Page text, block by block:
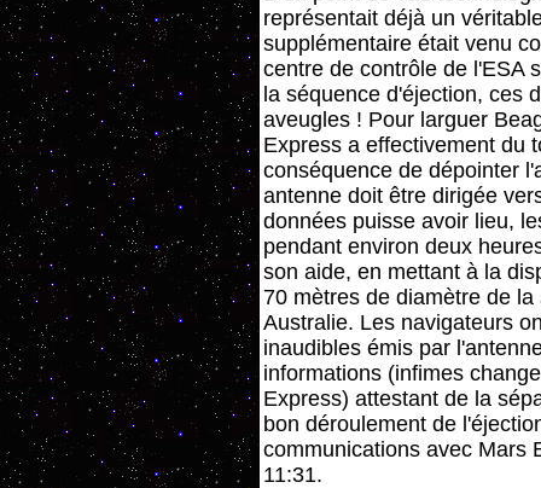
représentait déjà un
supplémentaire était venu
centre de contrôle de l'ESA
la séquence d'éjection, ces
aveugles ! Pour larguer
Express a effectivement du
conséquence de dépointer
antenne doit être dirigée
données puisse avoir lieu,
pendant environ deux
son aide, en mettant à la
70 mètres de diamètre de
Australie. Les navigateurs
inaudibles émis par
informations (infimes
Express) attestant de la
bon déroulement de
communications avec Mars
11:31.